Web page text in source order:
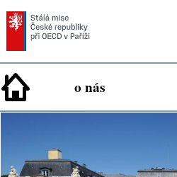
o nás